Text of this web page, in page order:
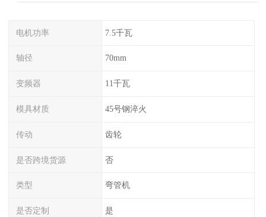
电机功率 7.5千瓦
轴径 70mm
变频器 11千瓦
模具材质 45号钢淬火
传动 齿轮
是否跨境货源 否
类型 弯管机
是否定制 是